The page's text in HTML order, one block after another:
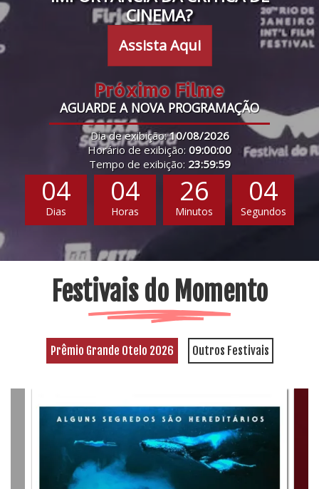
CINEMA?
Assista Aqui
Próximo Filme
AGUARDE A NOVA PROGRAMAÇÃO
Dia de exibição:10/08/2026
Horário de exibição: 09:00:00
Tempo de exibição: 23:59:59
04
Dias
04
Horas
26
Minutos
03
Segundos
Festivais do Momento
Prêmio Grande Otelo 2026 Outros Festivais